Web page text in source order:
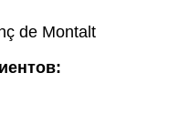
de Montalt